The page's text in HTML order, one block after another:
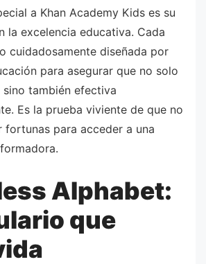
a Khan Academy Kids es su
la excelencia educativa. Cada
cuidadosamente diseñada por
para asegurar que no solo
sino también efectiva
Es la prueba viviente de que no
fortunas para acceder a una
Alphabet:
que